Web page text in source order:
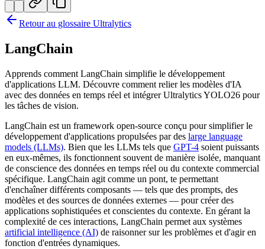
Retour au glossaire Ultralytics
LangChain
Apprends comment LangChain simplifie le développement
d'applications LLM. Découvre comment relier les modèles d'IA
avec des données en temps réel et intégrer Ultralytics YOLO26 pour
les tâches de vision.
LangChain est un framework open-source conçu pour simplifier le
développement d'applications propulsées par des large language
models (LLMs). Bien que les LLMs tels que GPT-4 soient puissants
en eux-mêmes, ils fonctionnent souvent de manière isolée, manquant
de conscience des données en temps réel ou du contexte commercial
spécifique. LangChain agit comme un pont, te permettant
d'enchaîner différents composants — tels que des prompts, des
modèles et des sources de données externes — pour créer des
applications sophistiquées et conscientes du contexte. En gérant la
complexité de ces interactions, LangChain permet aux systèmes
artificial intelligence (AI) de raisonner sur les problèmes et d'agir en
fonction d'entrées dynamiques.